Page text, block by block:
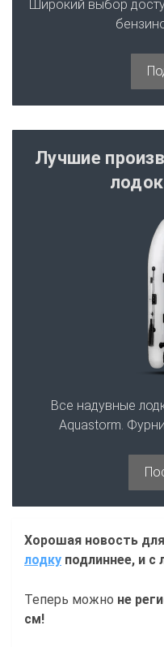
Якоря, веревки и
Якорные лебедки
Освещение
Ветровые стекла
Покрытие пола и
Тримы,
Широкий выбор
Лучшие
Все надувные
Aquastorm.
Хорошая новость
лодку подлиннее, и
Теперь можно не
см!